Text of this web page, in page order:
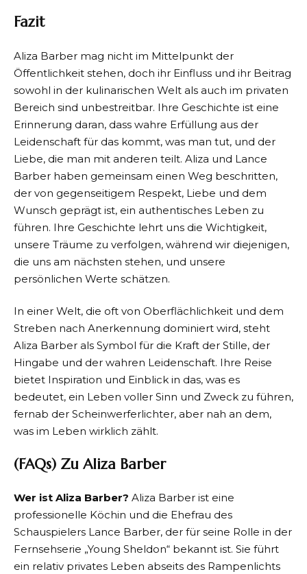
Fazit
Aliza Barber mag nicht im Mittelpunkt der
Öffentlichkeit stehen, doch ihr Einfluss und ihr Beitrag
sowohl in der kulinarischen Welt als auch im privaten
Bereich sind unbestreitbar. Ihre Geschichte ist eine
Erinnerung daran, dass wahre Erfüllung aus der
Leidenschaft für das kommt, was man tut, und der
Liebe, die man mit anderen teilt. Aliza und Lance
Barber haben gemeinsam einen Weg beschritten,
der von gegenseitigem Respekt, Liebe und dem
Wunsch geprägt ist, ein authentisches Leben zu
führen. Ihre Geschichte lehrt uns die Wichtigkeit,
unsere Träume zu verfolgen, während wir diejenigen,
die uns am nächsten stehen, und unsere
persönlichen Werte schätzen.
In einer Welt, die oft von Oberflächlichkeit und dem
Streben nach Anerkennung dominiert wird, steht
Aliza Barber als Symbol für die Kraft der Stille, der
Hingabe und der wahren Leidenschaft. Ihre Reise
bietet Inspiration und Einblick in das, was es
bedeutet, ein Leben voller Sinn und Zweck zu führen,
fernab der Scheinwerferlichter, aber nah an dem,
was im Leben wirklich zählt.
(FAQs) Zu Aliza Barber
Wer ist Aliza Barber? Aliza Barber ist eine
professionelle Köchin und die Ehefrau des
Schauspielers Lance Barber, der für seine Rolle in der
Fernsehserie „Young Sheldon“ bekannt ist. Sie führt
ein relativ privates Leben abseits des Rampenlichts